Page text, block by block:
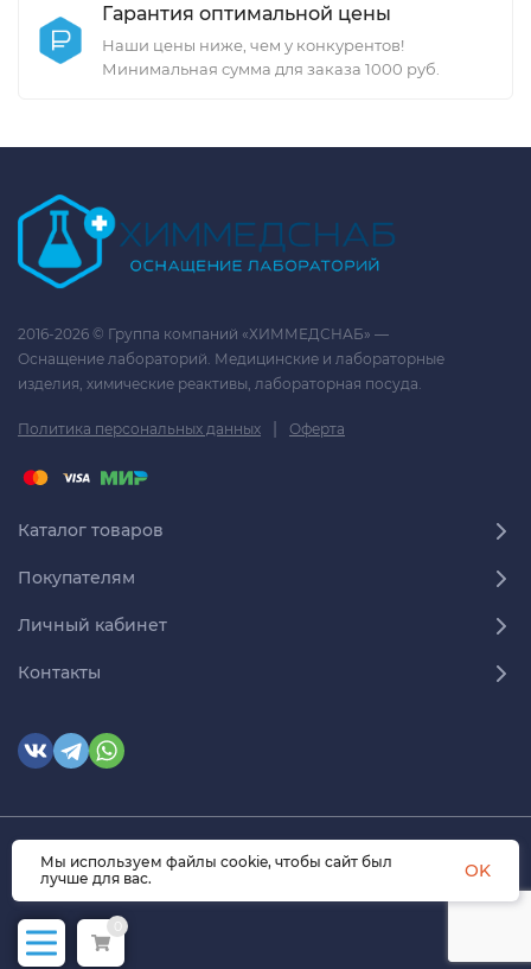
Гарантия оптимальной цены
Наши цены ниже, чем у конкурентов!
Минимальная сумма для заказа 1000 руб.
2016-2026 © Группа компаний «ХИММЕДСНАБ» —
Оснащение лабораторий. Медицинские и лабораторные
изделия, химические реактивы, лабораторная посуда.
Политика персональных данных | Оферта
Каталог товаров
Покупателям
Личный кабинет
Контакты
© 2026 himmedsnab.ru. Все права защищены
Мы используем файлы cookie, чтобы сайт был
лучше для вас.
OK